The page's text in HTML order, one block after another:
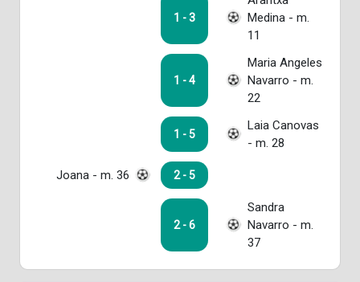
1 - 3
Medina - m.
11
1 - 4
Maria Angeles
Navarro - m.
22
1 - 5
Laia Canovas
- m. 28
Joana - m. 36 2 - 5
2 - 6
Sandra
Navarro - m.
37